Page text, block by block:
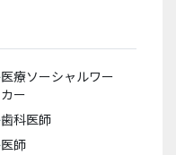
医療ソーシャルワー
カー
歯科医師
医師